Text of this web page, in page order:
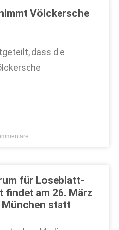
Völckersche
dass die
für Loseblatt-
findet am 26. März
statt